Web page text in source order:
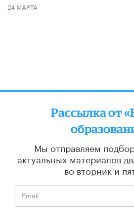
24 МАРТА
Рассылка от
Мы отправляем
актуальных материалов
во вторник и